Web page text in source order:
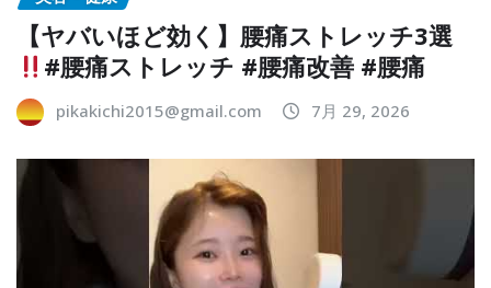
【ヤバいほど効く】腰痛ストレッチ3選
#腰痛ストレッチ #腰痛改善 #腰痛
pikakichi2015@gmail.com 7月 29, 2026